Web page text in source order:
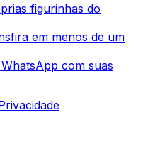
figurinhas do
em menos de um
com suas